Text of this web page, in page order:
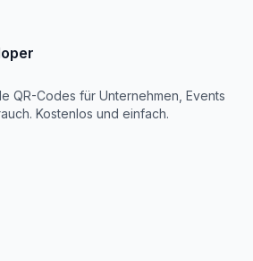
QR-Codes für Unternehmen, Events
Kostenlos und einfach.